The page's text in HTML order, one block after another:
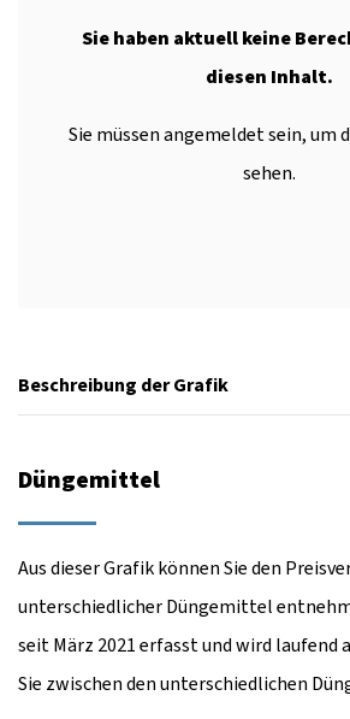
Sie haben aktuell keine
diesen Inhalt.
Sie müssen angemeldet sein, um
sehen.
Beschreibung der Grafik
Düngemittel
Aus dieser Grafik können Sie den
unterschiedlicher Düngemittel
seit März 2021 erfasst und wird laufend
Sie zwischen den unterschiedlichen